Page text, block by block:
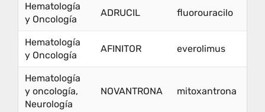
Hematología
y Oncología
ADRUCIL fluorouracilo
Hematología
y Oncología
AFINITOR everolimus
Hematología
y oncología,
Neurología
NOVANTRONA mitoxantrona